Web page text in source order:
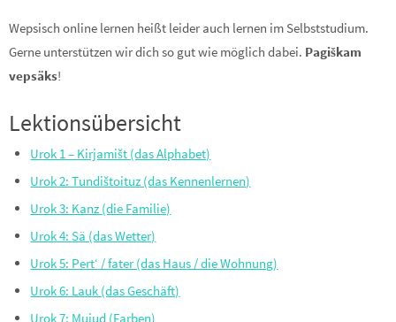
Wepsisch online lernen heißt leider auch lernen im Selbststudium.
Gerne unterstützen wir dich so gut wie möglich dabei. Pagiškam
vepsäks!
Lektionsübersicht
Urok 1 – Kirjamišt (das Alphabet)
Urok 2: Tundištoituz (das Kennenlernen)
Urok 3: Kanz (die Familie)
Urok 4: Sä (das Wetter)
Urok 5: Pert‘ / fater (das Haus / die Wohnung)
Urok 6: Lauk (das Geschäft)
Urok 7: Mujud (Farben)